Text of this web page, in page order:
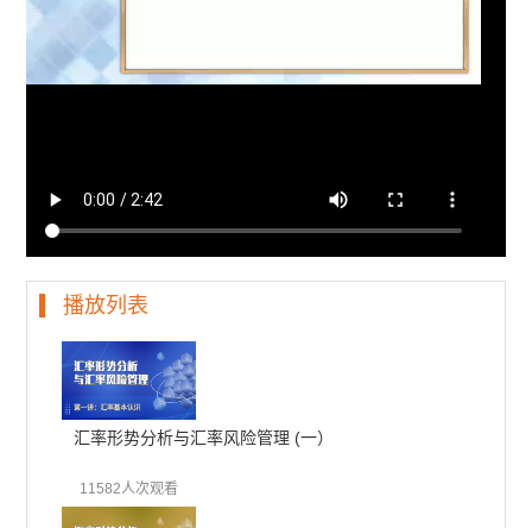
播放列表
汇率形势分析与汇率风险管理 (一）
11582人次观看